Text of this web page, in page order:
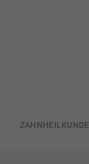
ZAHNHEILKUNDE